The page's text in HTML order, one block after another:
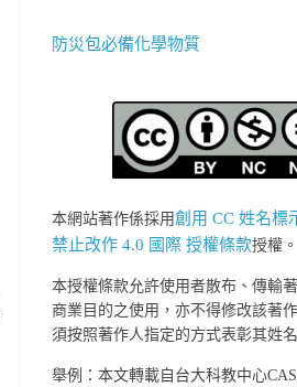
防災包必備化學物質
本網站著作係採用創用 CC 姓名標
禁止改作 4.0 國際 授權條款授權。
本授權條款允許使用者散布、傳輸
商業目的之使用，亦不得修改該著
須按照著作人指定的方式表彰其姓
舉例：本文轉載自台大科教中心